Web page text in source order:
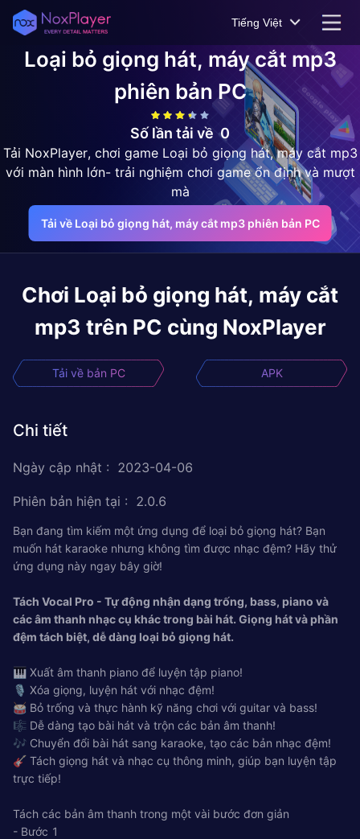
Tiếng Việt
Loại bỏ giọng hát, máy cắt mp3
phiên bản PC
Số lần tải về 0
Tải NoxPlayer, chơi game Loại bỏ giọng hát, máy cắt mp3
với màn hình lớn- trải nghiệm chơi game ổn định và mượt
mà
Tải về Loại bỏ giọng hát, máy cắt mp3 phiên bản PC
Chơi Loại bỏ giọng hát, máy cắt
mp3 trên PC cùng NoxPlayer
Tải về bản PC APK
Chi tiết
Ngày cập nhật : 2023-04-06
Phiên bản hiện tại : 2.0.6
Bạn đang tìm kiếm một ứng dụng để loại bỏ giọng hát? Bạn
muốn hát karaoke nhưng không tìm được nhạc đệm? Hãy thử
ứng dụng này ngay bây giờ!
Tách Vocal Pro - Tự động nhận dạng trống, bass, piano và
các âm thanh nhạc cụ khác trong bài hát. Giọng hát và phần
đệm tách biệt, dễ dàng loại bỏ giọng hát.
🎹 Xuất âm thanh piano để luyện tập piano!
🎙️ Xóa giọng, luyện hát với nhạc đệm!
🥁 Bỏ trống và thực hành kỹ năng chơi với guitar và bass!
🎼 Dễ dàng tạo bài hát và trộn các bản âm thanh!
🎶 Chuyển đổi bài hát sang karaoke, tạo các bản nhạc đệm!
🎸 Tách giọng hát và nhạc cụ thông minh, giúp bạn luyện tập
trực tiếp!
Tách các bản âm thanh trong một vài bước đơn giản
- Bước 1